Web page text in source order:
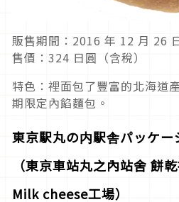
販售期間：2016 年 12 月 26
售價：324 日圓（含稅）
特色：裡面包了豐富的北海道
期限定內餡麵包。
東京駅丸の内駅舎パッケ
（東京車站丸之內站舍 餅
Milk cheese工場）